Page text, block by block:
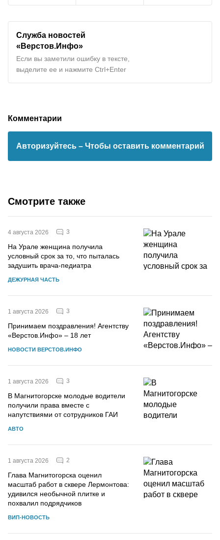
Служба новостей
«Верстов.Инфо»
Если вы заметили ошибку в тексте,
выделите ее и нажмите Ctrl+Enter
Комментарии
Авторизуйтесь – Чтобы оставить комментарий
Смотрите также
4 августа 2026 3
На Урале женщина получила
условный срок за то, что пыталась
задушить врача-педиатра
ДЕЖУРНАЯ ЧАСТЬ
1 августа 2026 3
Принимаем поздравления! Агентству
«Верстов.Инфо» – 18 лет
НОВОСТИ ВЕРСТОВ.ИНФО
1 августа 2026 3
В Магнитогорске молодые водители
получили права вместе с
напутствиями от сотрудников ГАИ
АВТО
1 августа 2026 2
Глава Магнитогорска оценил
масштаб работ в сквере Лермонтова:
удивился необычной плитке и
похвалил подрядчиков
ВИП-НОВОСТЬ